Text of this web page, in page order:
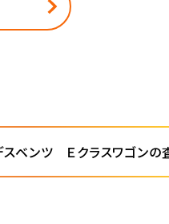
スベンツ Ｅクラスワゴンの